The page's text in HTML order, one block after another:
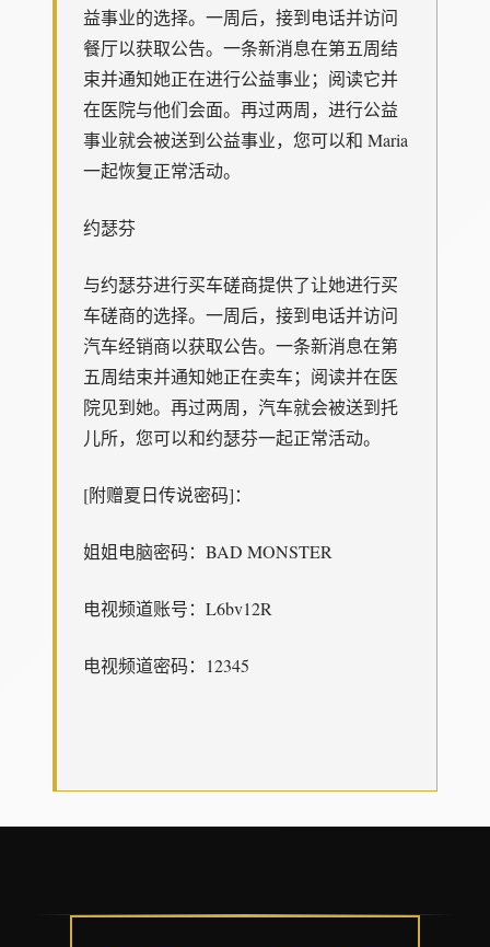
益事业的选择。一周后，接到电话并访问
餐厅以获取公告。一条新消息在第五周结
束并通知她正在进行公益事业；阅读它并
在医院与他们会面。再过两周，进行公益
事业就会被送到公益事业，您可以和 Maria
一起恢复正常活动。
约瑟芬
与约瑟芬进行买车磋商提供了让她进行买
车磋商的选择。一周后，接到电话并访问
汽车经销商以获取公告。一条新消息在第
五周结束并通知她正在卖车；阅读并在医
院见到她。再过两周，汽车就会被送到托
儿所，您可以和约瑟芬一起正常活动。
[附赠夏日传说密码]：
姐姐电脑密码：BAD MONSTER
电视频道账号：L6bv12R
电视频道密码：12345